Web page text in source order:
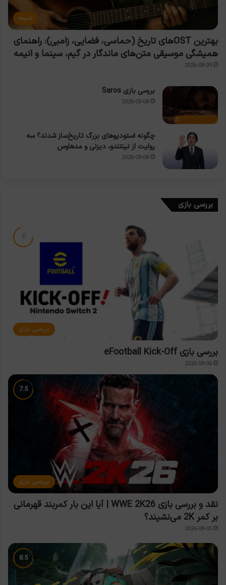
انیمه
بهترین OSTهای تاریخ (حماسی، فضایی، زامبی): راهنمای
همیشگی موسیقی متن‌های ماندگار در گیم، سینما و انیمه
2026-08-09
8
بررسی بازی Saros
2026-08-08
چگونه استودیوهای بزرگ تاریخ‌ساز شدند؟ سه
روایت از نینتندو، دیزنی و مدهاوس
2026-08-08
بررسی بازی
بررسی بازی
بررسی بازی eFootball Kick-Off
2026-08-06
بررسی بازی
نقد و بررسی بازی WWE 2K26 | آیا این بار کمربند قهرمانی
بر کمر 2K می‌نشیند؟
2026-08-05